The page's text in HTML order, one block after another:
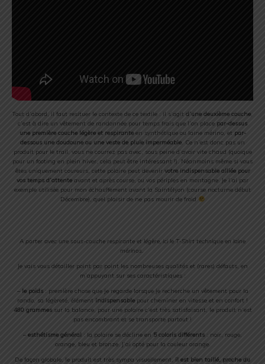
Tout d’abord, il faut resituer le contexte de ce textile : il s’agit d’une deuxième couche,
c’est à dire un vêtement de randonnée pour temps frais que l’on place par-dessus
une première couche légère et respiranteen synthétique ou laine mérino, et par-
dessous une doudoune ou une veste de pluie imperméable. Ce n’est donc pas un
produit pour le trail, vous ne courrez pas avec, sous peine d’avoir vite chaud (quoique
pour un footing en plein hiver, cela peut être intéressant !). Néanmoins même si vous
êtes uniquement coureurs, cette polaire peut devenir votre indispensable alliée pour
vos temps d’attente avant et après course, ou vos périples en montagne. Je l’ai par
exemple utilisée pour mon échauffement avant la Saintélyon (course nocturne début
Décembre), quel plaisir de ne pas mourir de froid
A porter avec une sous-couche respirante et légère, ici le T-Shirt technique en laine
mérinos.
Je vais vous détailler point par point les nombreuses qualités et (rares) défauts, en
m’appuyant sur ses caractéristiques :
– le poids: première chose que je regarde lorsque je recherche un vêtement pour la
rando, sa légèreté, élément indispensable pour cheminer en vitesse et en confort !
480 grammessur la balance, pour une polaire c’est très satisfaisant, le produit n’est
pas encombrant et se transporte partout !
– esthétisme général : la polaire se décline en 5 coloris différents : noir, rouge,
orange, bleu et bronze. J’ai opté pour la couleur orange.
De façon globale, le produit est très sympa visuellement, il est bien taillé, proche du